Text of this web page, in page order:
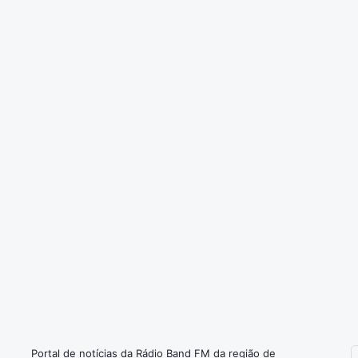
Portal de notícias da Rádio Band FM da região de